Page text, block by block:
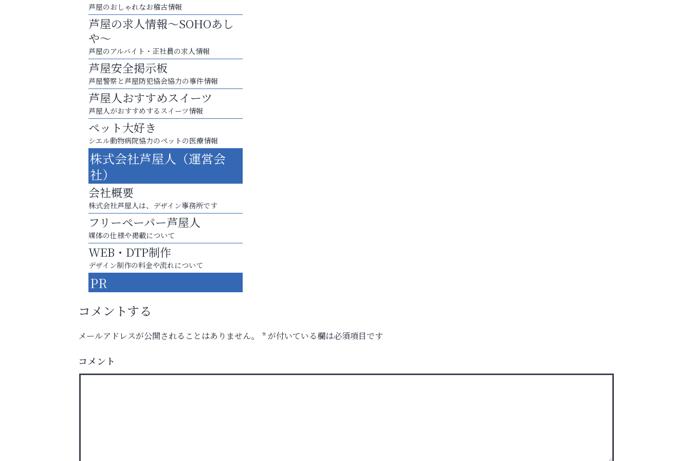
庭のお手入れから遺品整理まで
ちょっとしたお困りごともOK!
芦屋インターナショナルスク
ール
おそうじ本舗芦屋東
芦屋のおしゃれなお稽古情報
芦屋の求人情報～SOHOあし
や～
芦屋のアルバイト・正社員の求人情報
芦屋安全掲示板
芦屋警察と芦屋防犯協会協力の事件情報
芦屋人おすすめスイーツ
芦屋人がおすすめするスイーツ情報
ペット大好き
シエル動物病院協力のペットの医療情報
株式会社芦屋人（運営会
社）
会社概要
株式会社芦屋人は、デザイン事務所です
フリーペーパー芦屋人
媒体の仕様や掲載について
WEB・DTP制作
デザイン制作の料金や流れについて
PR
コメントする
メールアドレスが公開されることはありません。 *が付いている欄は必須項目です
コメント